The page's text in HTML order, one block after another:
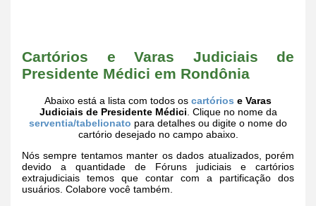
Cartórios e Varas Judiciais de
Presidente Médici em Rondônia
Abaixo está a lista com todos os cartórios e Varas
Judiciais de Presidente Médici . Clique no nome da
serventia/tabelionato para detalhes ou digite o nome do
cartório desejado no campo abaixo.
Nós sempre tentamos manter os dados atualizados, porém
devido a quantidade de Fóruns judiciais e cartórios
extrajudiciais temos que contar com a partificação dos
usuários. Colabore você também.